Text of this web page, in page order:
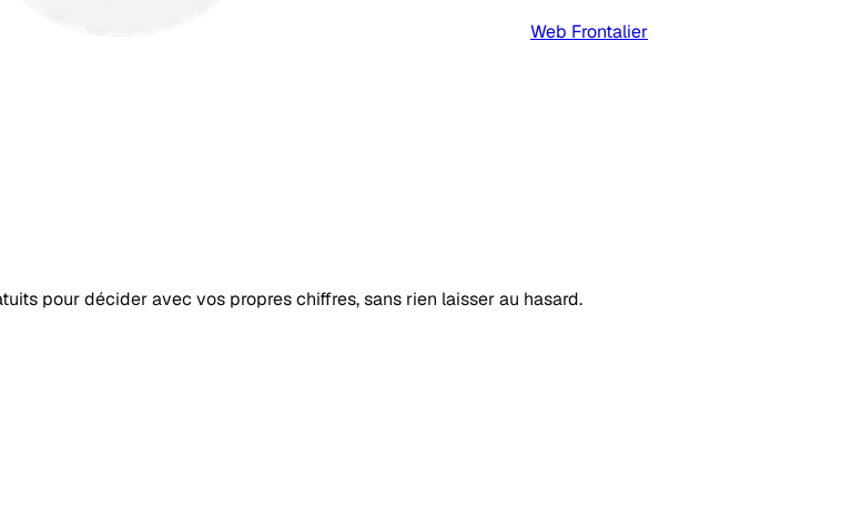
Web Frontalier
pour décider avec vos propres chiffres, sans rien laisser au hasard.